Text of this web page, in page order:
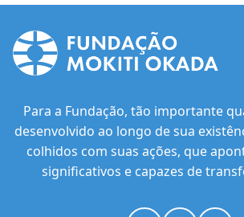
Para a Fundação, tão importante
desenvolvido ao longo de sua
colhidos com suas ações, que
significativos e capazes de